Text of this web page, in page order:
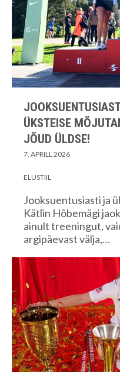
ÜKSTEISE
JÕUD ÜLDSE!
7. APRILL 2026
ELUSTIIL
Jooksuentusiasti ja
Kätlin Hõbemägi
ainult treeningut,
argipäevast välja,…